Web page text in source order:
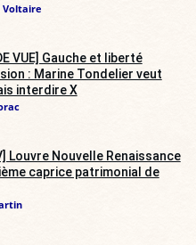
Voltaire
VUE] Gauche et liberté
: Marine Tondelier veut
interdire X
Louvre Nouvelle Renaissance
caprice patrimonial de